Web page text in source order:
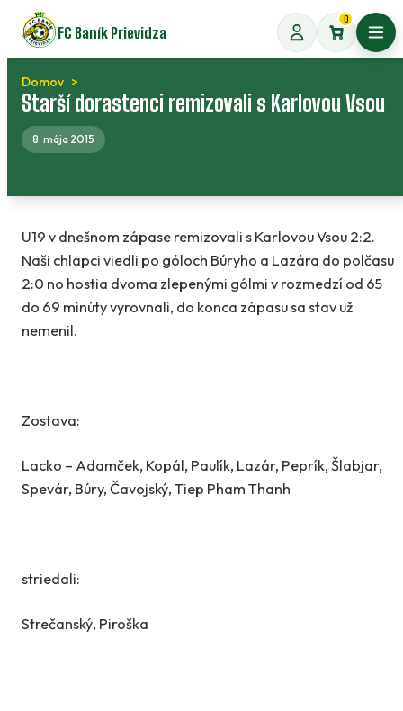
Preskočiť
na
obsah
FC Baník Prievidza
0
Domov
Starší dorastenci remizovali s Karlovou Vsou
8. mája 2015
U19 v dnešnom zápase remizovali s Karlovou Vsou 2:2.
Naši chlapci viedli po góloch Búryho a Lazára do polčasu
2:0 no hostia dvoma zlepenými gólmi v rozmedzí od 65
do 69 minúty vyrovnali, do konca zápasu sa stav už
nemenil.
Zostava:
Lacko – Adamček, Kopál, Paulík, Lazár, Peprík, Šlabjar,
Spevár, Búry, Čavojský, Tiep Pham Thanh
striedali:
Strečanský, Piroška